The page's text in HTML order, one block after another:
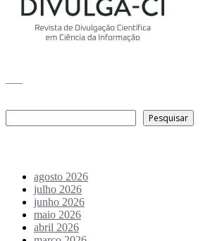
Pesquisar
agosto 2026
julho 2026
junho 2026
maio 2026
abril 2026